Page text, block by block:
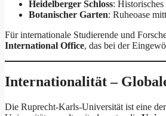
Heidelberger Schloss:
Botanischer Garten: Ruheoase
Für internationale Studierende und
International Office, das bei der
Internationalität –
Die Ruprecht-Karls-Universität ist eine